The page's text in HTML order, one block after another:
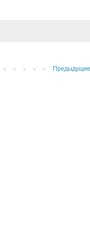
Предыдущие